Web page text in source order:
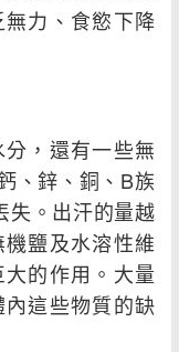
力、食慾下降
，還有一些無
、鋅、銅、B族
失。出汗的量越
鹽及水溶性維
的作用。大量
這些物質的缺